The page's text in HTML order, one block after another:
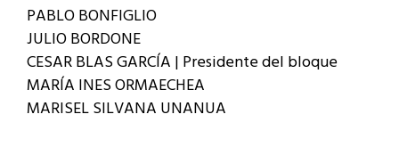
PABLO BONFIGLIO
JULIO BORDONE
CESAR BLAS GARCÍA | Presidente del bloque
MARÍA INES ORMAECHEA
MARISEL SILVANA UNANUA